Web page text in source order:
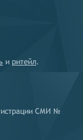
и ритейл.
СМИ №